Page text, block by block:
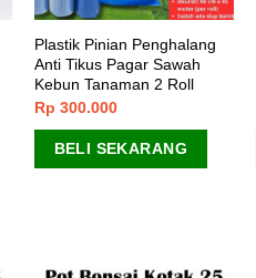
Plastik Pinian Penghalang
Anti Tikus Pagar Sawah
Kebun Tanaman 2 Roll
Rp 300.000
BELI SEKARANG